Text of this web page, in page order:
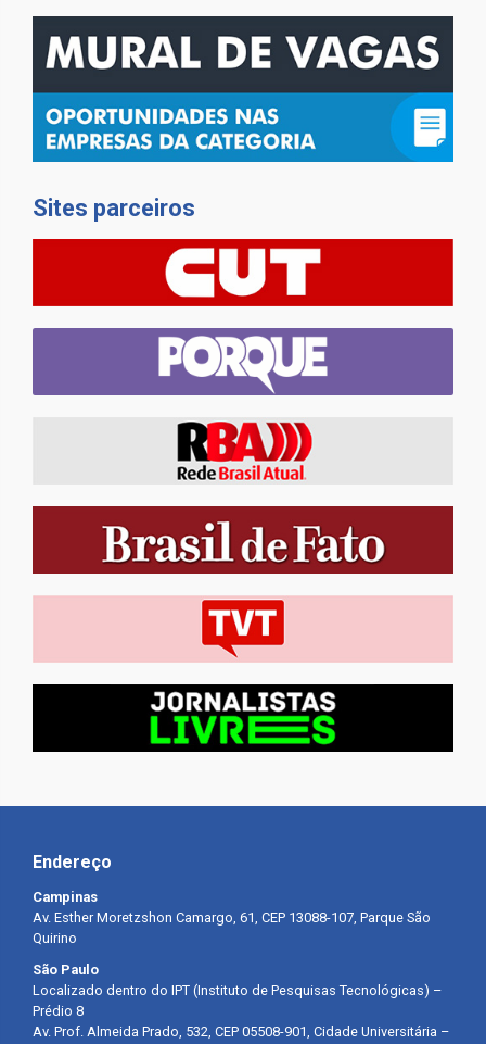
Sites parceiros
Endereço
Campinas
Av. Esther Moretzshon Camargo, 61, CEP 13088-107, Parque São
Quirino
São Paulo
Localizado dentro do IPT (Instituto de Pesquisas Tecnológicas) –
Prédio 8
Av. Prof. Almeida Prado, 532, CEP 05508-901, Cidade Universitária –